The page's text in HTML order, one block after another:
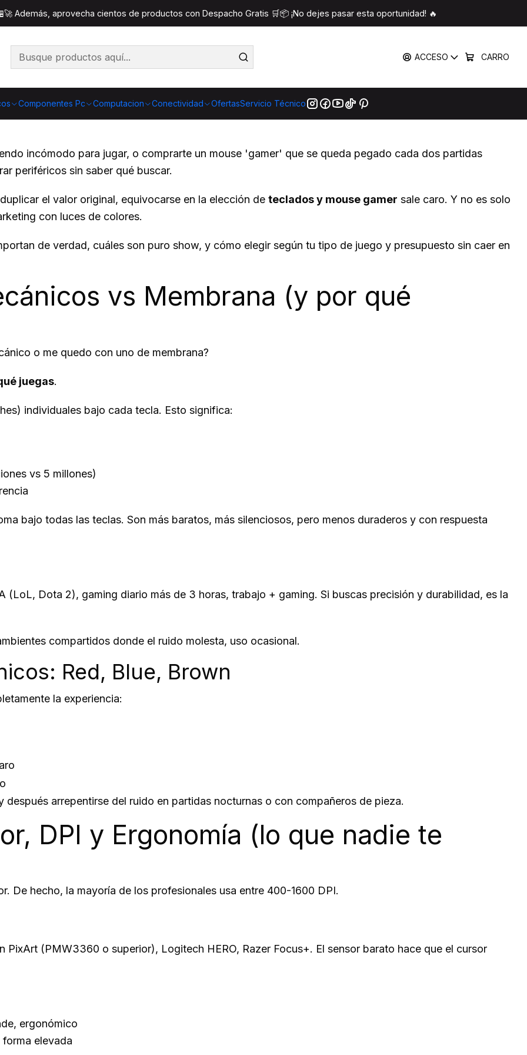
ACCESO CARRO
Componentes Pc Computacion Conectividad OfertasServicio Técnico
Además, aprovecha cientos de productos con Despacho Gratis 🛒📦 ¡No dejes pasar esta oportunidad! 🔥
Teclados y Mouse Gamer Sin Equivocarte: Guía para Comprar en Chile 2025
Gamer Sin Equivocarte: Guía para Comprar
incómodo para jugar, o comprarte un mouse 'gamer' que se queda pegado cada dos partidas
periféricos sin saber qué buscar.
el valor original, equivocarse en la elección deteclados y mouse gamer sale caro. Y no es solo
con luces de colores.
de verdad, cuáles son puro show, y cómo elegir según tu tipo de juego y presupuesto sin caer en
vs Membrana (y por qué
o me quedo con uno de membrana?
juegas.
individuales bajo cada tecla. Esto significa:
vs 5 millones)
bajo todas las teclas. Son más baratos, más silenciosos, pero menos duraderos y con respuesta
(LoL, Dota 2), gaming diario más de 3 horas, trabajo + gaming. Si buscas precisión y durabilidad, es la
compartidos donde el ruido molesta, uso ocasional.
Red, Blue, Brown
la experiencia:
arrepentirse del ruido en partidas nocturnas o con compañeros de pieza.
DPI y Ergonomía (lo que nadie te
De hecho, la mayoría de los profesionales usa entre 400-1600 DPI.
PixArt (PMW3360 o superior), Logitech HERO, Razer Focus+. El sensor barato hace que el cursor
ergonómico
elevada